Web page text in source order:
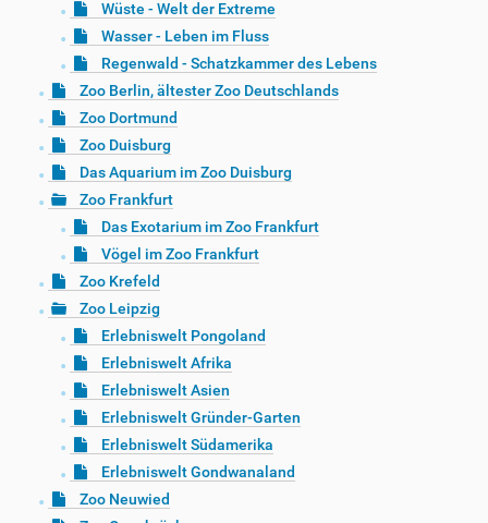
Wüste - Welt der Extreme
Wasser - Leben im Fluss
Regenwald - Schatzkammer des Lebens
Zoo Berlin, ältester Zoo Deutschlands
Zoo Dortmund
Zoo Duisburg
Das Aquarium im Zoo Duisburg
Zoo Frankfurt
Das Exotarium im Zoo Frankfurt
Vögel im Zoo Frankfurt
Zoo Krefeld
Zoo Leipzig
Erlebniswelt Pongoland
Erlebniswelt Afrika
Erlebniswelt Asien
Erlebniswelt Gründer-Garten
Erlebniswelt Südamerika
Erlebniswelt Gondwanaland
Zoo Neuwied